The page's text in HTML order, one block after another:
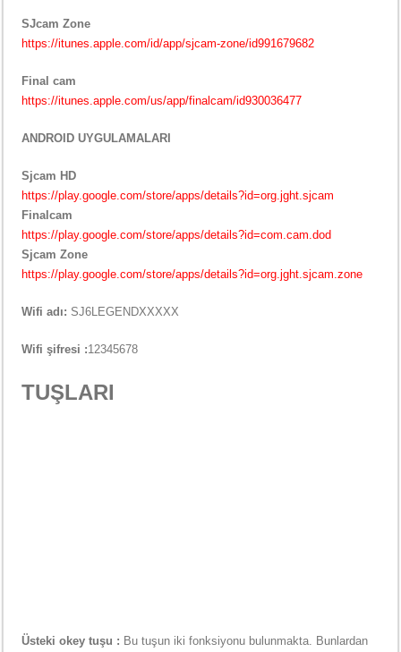
SJcam Zone
https://itunes.apple.com/id/app/sjcam-zone/id991679682
Final cam
https://itunes.apple.com/us/app/finalcam/id930036477
ANDROID UYGULAMALARI
Sjcam HD
https://play.google.com/store/apps/details?id=org.jght.sjcam
Finalcam
https://play.google.com/store/apps/details?id=com.cam.dod
Sjcam Zone
https://play.google.com/store/apps/details?id=org.jght.sjcam.zone
Wifi adı: SJ6LEGENDXXXXX
Wifi şifresi :12345678
TUŞLARI
Üsteki okey tuşu : Bu tuşun iki fonksiyonu bulunmakta. Bunlardan